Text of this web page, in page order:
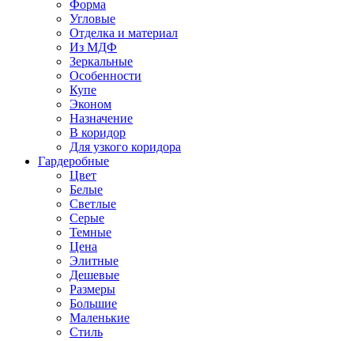
Форма
Угловые
Отделка и материал
Из МДФ
Зеркальные
Особенности
Купе
Эконом
Назначение
В коридор
Для узкого коридора
Гардеробные
Цвет
Белые
Светлые
Серые
Темные
Цена
Элитные
Дешевые
Размеры
Большие
Маленькие
Стиль